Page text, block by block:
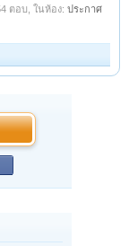
ตอบ, ในห้อง: ประกาศ